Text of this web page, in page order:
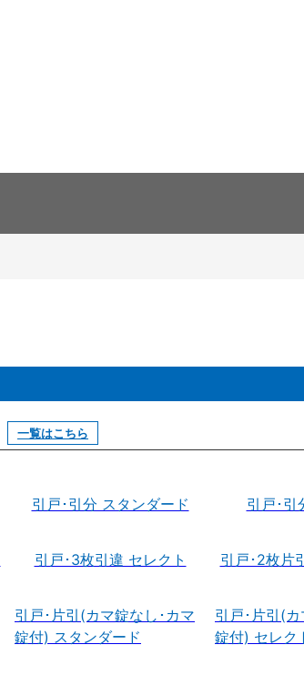
一覧はこちら
引戸･引分 スタンダード 引戸･引
引戸･3枚引違 セレクト 引戸･2枚片
引戸･片引(カマ錠なし･カマ
錠付) スタンダード
引戸･片引(
錠付) セレク